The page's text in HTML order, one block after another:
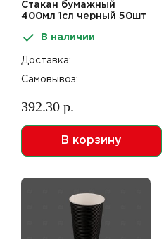
Стакан бумажный
400мл 1сл черный 50шт
В наличии
Доставка:
Самовывоз:
392.30 р.
В корзину